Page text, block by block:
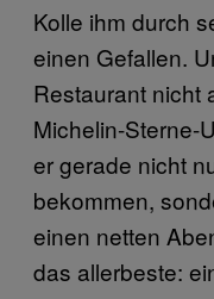
Kolle ihm durch
einen Gefallen.
Restaurant nicht
Michelin-Sterne-
er gerade nicht
bekommen,
einen netten
das allerbeste: